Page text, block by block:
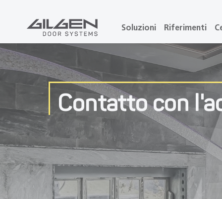
Soluzioni Riferimenti
Contatto con
Contatto con